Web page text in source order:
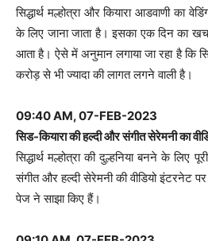
सिद्धार्थ मल्होत्रा और कियारा आडवाणी का
के लिए जाना जाता है। इसका एक दिन का
आता है। ऐसे में अनुमान लगाया जा रहा है कि
करोड़ से भी ज्यादा की लागत लगने वाली है।
09:40 AM, 07-FEB-2023
सिड-कियारा की हल्दी और संगीत सेरेमनी का
सिद्धार्थ मल्होत्रा की दुल्हनिया बनने के लिए
संगीत और हल्दी सेरेमनी की वीडियो इंटरनेट
पेज ने साझा किए हैं।